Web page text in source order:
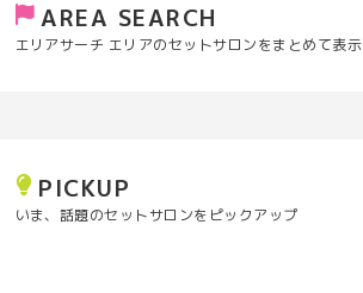
AREA SEARCH
エリアサーチ エリアのセットサロンをまとめて表示
PICKUP
いま、話題のセットサロンをピックアップ